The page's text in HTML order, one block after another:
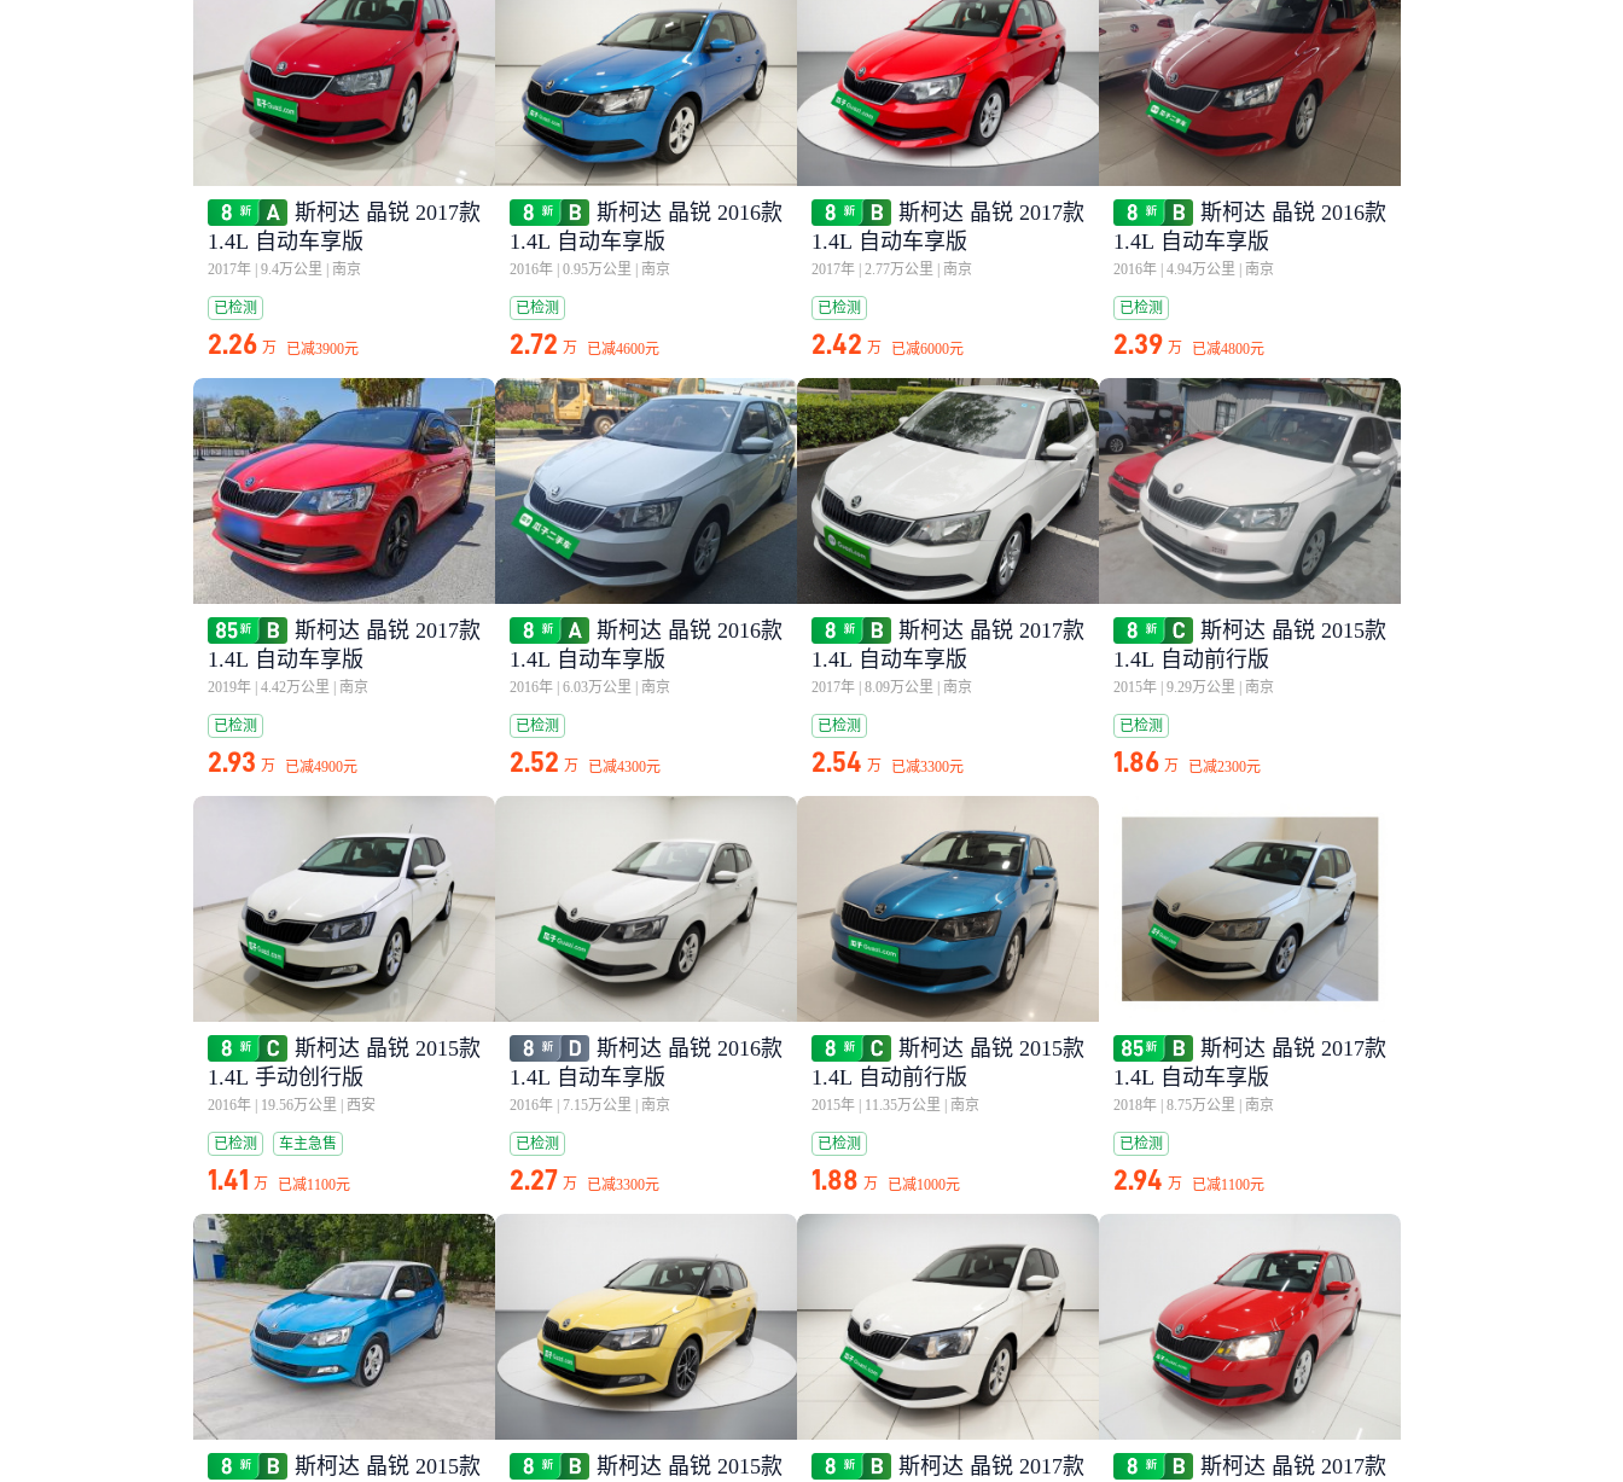
斯柯达 晶锐 2017款
1.4L 自动车享版
2017年 9.4万公里 南京
已检测
2.26 万 已减3900元
斯柯达 晶锐 2016款
1.4L 自动车享版
2016年 0.95万公里 南京
已检测
2.72 万 已减4600元
斯柯达 晶锐 2017款
1.4L 自动车享版
2017年 2.77万公里 南京
已检测
2.42 万 已减6000元
斯柯达 晶锐 2016款
1.4L 自动车享版
2016年 4.94万公里 南京
已检测
2.39 万 已减4800元
斯柯达 晶锐 2017款
1.4L 自动车享版
2019年 4.42万公里 南京
已检测
2.93 万 已减4900元
斯柯达 晶锐 2016款
1.4L 自动车享版
2016年 6.03万公里 南京
已检测
2.52 万 已减4300元
斯柯达 晶锐 2017款
1.4L 自动车享版
2017年 8.09万公里 南京
已检测
2.54 万 已减3300元
斯柯达 晶锐 2015款
1.4L 自动前行版
2015年 9.29万公里 南京
已检测
1.86 万 已减2300元
斯柯达 晶锐 2015款
1.4L 手动创行版
2016年 19.56万公里 西安
已检测 车主急售
1.41 万 已减1100元
斯柯达 晶锐 2016款
1.4L 自动车享版
2016年 7.15万公里 南京
已检测
2.27 万 已减3300元
斯柯达 晶锐 2015款
1.4L 自动前行版
2015年 11.35万公里 南京
已检测
1.88 万 已减1000元
斯柯达 晶锐 2017款
1.4L 自动车享版
2018年 8.75万公里 南京
已检测
2.94 万 已减1100元
斯柯达 晶锐 2015款
斯柯达 晶锐 2015款
斯柯达 晶锐 2017款
斯柯达 晶锐 2017款